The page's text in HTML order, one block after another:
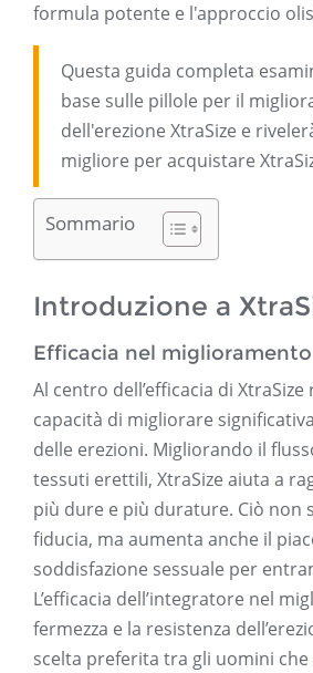
formula potente e l'approccio
Questa guida completa
base sulle pillole per il
dell'erezione XtraSize e
migliore per acquistare
Sommario
Introduzione a
Efficacia nel
Al centro dell’efficacia di XtraSize
capacità di migliorare
delle erezioni. Migliorando il
tessuti erettili, XtraSize aiuta a
più dure e più durature. Ciò non
fiducia, ma aumenta anche il
soddisfazione sessuale per
L’efficacia dell’integratore nel
fermezza e la resistenza
scelta preferita tra gli uomini